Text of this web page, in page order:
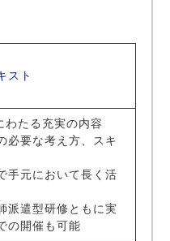
スト
わたる充実の内容
必要な考え方、スキ
手元において長く活
派遣型研修ともに実
の開催も可能